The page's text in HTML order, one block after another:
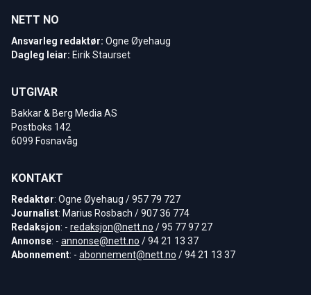
NETT NO
Ansvarleg redaktør: Ogne Øyehaug
Dagleg leiar: Eirik Staurset
UTGIVAR
Bakkar & Berg Media AS
Postboks 142
6099 Fosnavåg
KONTAKT
Redaktør: Ogne Øyehaug / 957 79 727
Journalist: Marius Rosbach / 907 36 774
Redaksjon: - redaksjon@nett.no / 95 77 97 27
Annonse: - annonse@nett.no / 94 21 13 37
Abonnement: - abonnement@nett.no / 94 21 13 37